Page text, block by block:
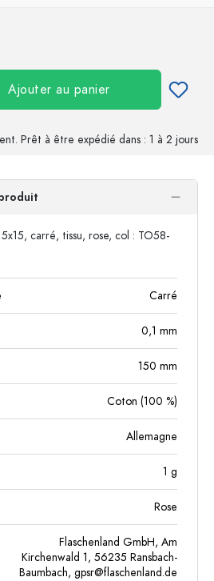
Ajouter au panier
Prêt à être expédié dans : 1 à 2 jours
carré, tissu, rose, col : TO58-
Carré
0,1 mm
150 mm
Coton (100 %)
Allemagne
1 g
Rose
Flaschenland GmbH, Am
Kirchenwald 1, 56235 Ransbach-
Baumbach, gpsr@flaschenland.de